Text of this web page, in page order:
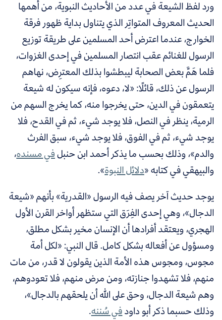
ورد لفظ الشيعة في عدد من الأحاديث النبوية، من أهمها
الحديث المعروف المتواتِر الذي يتناول بداية ظهور فرقة
الخوارج، عندما اعترض أحد المسلمين على طريقة توزيع
الرسول للغنائم عقب انتصار المسلمين في إحدى الغزوات،
فلما هَمَّ بعض الصحابة ليبطشوا بذلك المعترِض، نهاهم
الرسول عن ذلك، قائلًا: «لا، دعوه، فإنه سيكون له شيعة
يتعمقون في الدين، حتى يخرجوا منه، كما يخرج السهم من
الرمية، ينظر في النصل، فلا يوجد شيء، ثم في القدح، فلا
يوجد شيء، ثم في الفوق، فلا يوجد شيء، سبق الفرث
والدم»، وذلك بحسب ما يذكر أحمد ابن حنبلفي مسنده،
والبيهقي في كتابه «دلائل النبوة».
يوجد حديث آخر يصف فيه الرسول «القدرية» بأنهم «شيعة
الدجال»، وهي إحدى الفِرَق التي ستظهر أواخر القرن الأول
الهجري، ويعتقد أفرادها أن الإنسان مخير بشكل مطلق،
ومسؤول عن أفعاله بشكل كامل. قال النبي: «لكل أمة
مجوس، ومجوس هذه الأمة الذين يقولون لا قدر، من مات
منهم، فلا تشهدوا جنازته، ومن مرض منهم، فلا تعودوهم،
وهم شيعة الدجال، وحق على الله أن يلحقهم بالدجال»،
وذلك حسبما ذكر أبو داودفي سُننه.